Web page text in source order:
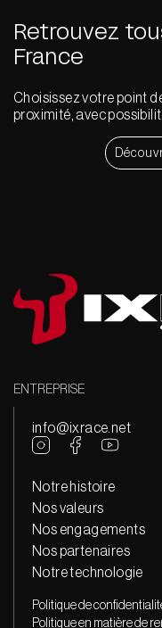
Retrouvez
France
Choisissez votre point
proximité, avec
ENTREPRISE
info@ixrace.net
Notre histoire
Nos valeurs
Nos engagements
Nos partenaires
Notre technologie
Politique de
Politique en matière de